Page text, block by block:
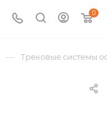
0
— Трековые системы